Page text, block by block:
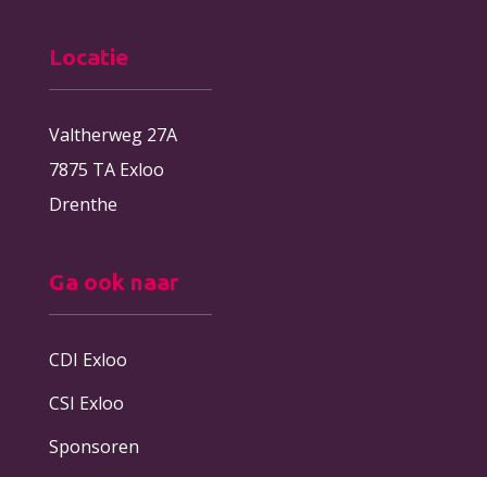
Locatie
Valtherweg 27A
7875 TA Exloo
Drenthe
Ga ook naar
CDI Exloo
CSI Exloo
Sponsoren